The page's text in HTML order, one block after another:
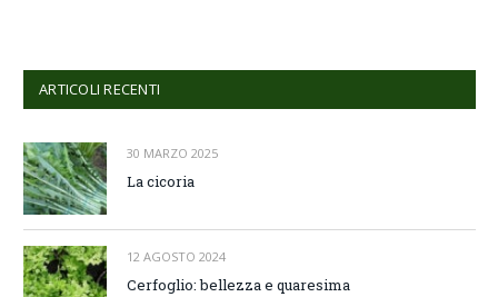
ARTICOLI RECENTI
30 MARZO 2025
La cicoria
12 AGOSTO 2024
Cerfoglio: bellezza e quaresima